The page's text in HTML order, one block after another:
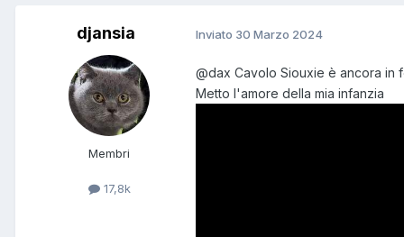
djansia
Membri
17,8k
Inviato 30 Marzo 2024
@dax Cavolo Siouxie è ancora in
Metto l'amore della mia infanzia